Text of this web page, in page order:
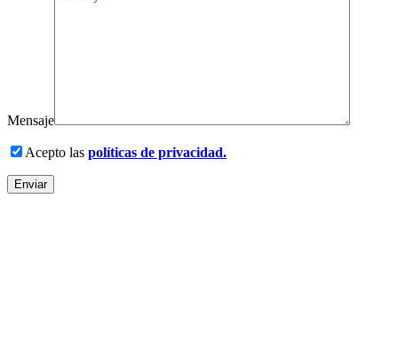
Mensaje
Acepto las políticas de privacidad.